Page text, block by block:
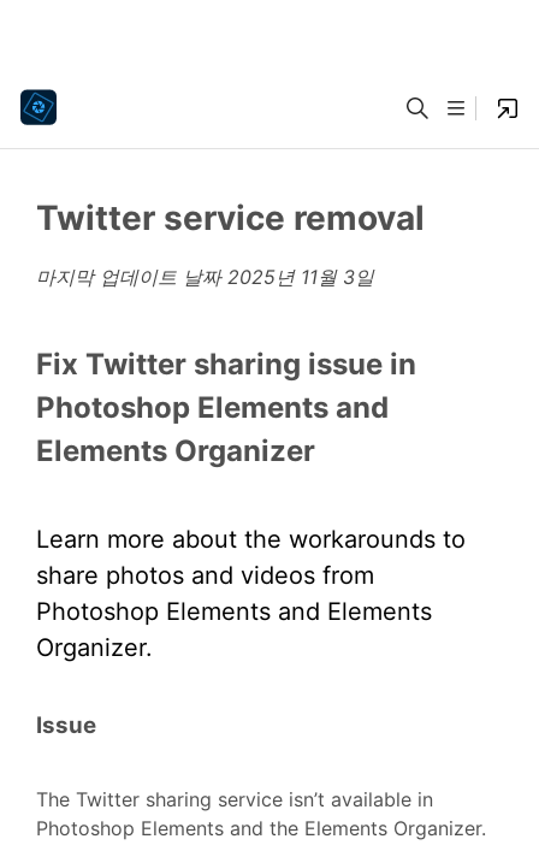
Twitter service removal
마지막 업데이트 날짜 2025년 11월 3일
Fix Twitter sharing issue in
Photoshop Elements and
Elements Organizer
Learn more about the workarounds to
share photos and videos from
Photoshop Elements and Elements
Organizer.
Issue
The Twitter sharing service isn’t available in
Photoshop Elements and the Elements Organizer.